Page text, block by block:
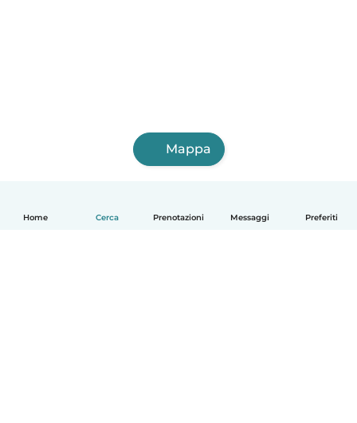
Home Cerca Prenotazioni Messaggi Preferiti
Mappa